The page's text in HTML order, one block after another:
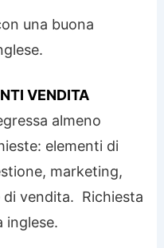
una buona
VENDITA
almeno
elementi di
marketing,
vendita. Richiesta
inglese.